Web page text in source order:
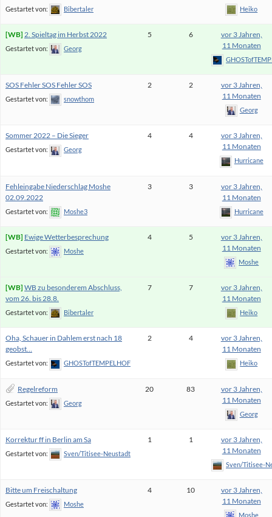
Gestartet von: Bibertaler Heiko
2. Spieltag im Herbst 2022
Gestartet von: Georg
5 6
vor 3 Jahren,
11 Monaten
SOS Fehler SOS Fehler SOS
Gestartet von: snowthom
2 2
vor 3 Jahren,
11 Monaten
Georg
Sommer 2022 – Die Sieger
Gestartet von: Georg
4 4
vor 3 Jahren,
11 Monaten
Hurricane
Fehleingabe Niederschlag Moshe
02.09.2022
Gestartet von: Moshe3
3 3
vor 3 Jahren,
11 Monaten
Hurricane
Ewige Wetterbesprechung
Gestartet von: Moshe
4 5
vor 3 Jahren,
11 Monaten
Moshe
WB zu besonderem Abschluss,
vom 26. bis 28.8.
Gestartet von: Bibertaler
7 7
vor 3 Jahren,
11 Monaten
Heiko
Oha, Schauer in Dahlem erst nach 18
geobst…
Gestartet von: GHOSTofTEMPELHOF
2 4
vor 3 Jahren,
11 Monaten
Heiko
Regelreform
Gestartet von: Georg
20 83
vor 3 Jahren,
11 Monaten
Georg
Korrektur ff in Berlin am Sa
Gestartet von: Sven/Titisee-Neustadt
1 1
vor 3 Jahren,
11 Monaten
Sven/Titisee-
Bitte um Freischaltung
Gestartet von: Moshe
4 10
vor 3 Jahren,
11 Monaten
Moshe